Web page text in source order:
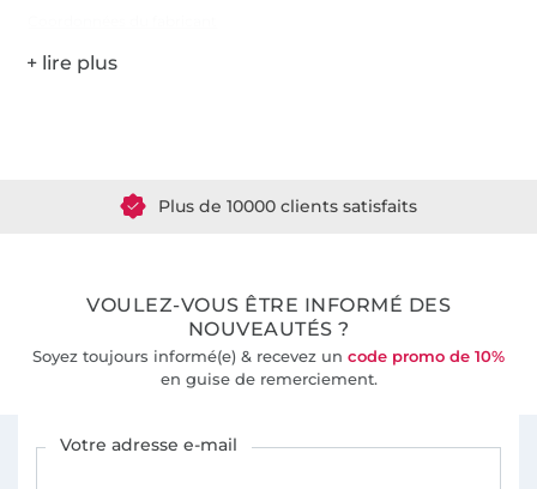
Plus de 10000 clients satisfaits
VOULEZ-VOUS ÊTRE INFORMÉ DES
NOUVEAUTÉS ?
Soyez toujours informé(e) & recevez un code promo de 10%
en guise de remerciement.
Votre adresse e-mail